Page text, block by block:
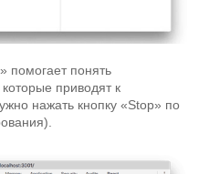
помогает понять
приводят к
нажать кнопку «Stop» по